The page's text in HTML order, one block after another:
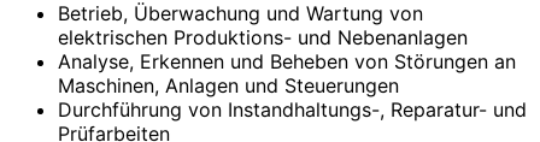
Betrieb, Überwachung und Wartung von
elektrischen Produktions- und Nebenanlagen
Analyse, Erkennen und Beheben von Störungen an
Maschinen, Anlagen und Steuerungen
Durchführung von Instandhaltungs-, Reparatur- und
Prüfarbeiten